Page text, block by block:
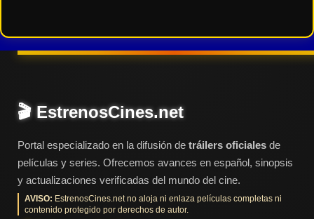
🎬 EstrenosCines.net
Portal especializado en la difusión de tráilers oficiales de
películas y series. Ofrecemos avances en español, sinopsis
y actualizaciones verificadas del mundo del cine.
AVISO: EstrenosCines.net no aloja ni enlaza películas completas ni
contenido protegido por derechos de autor.